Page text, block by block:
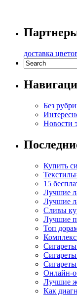
доставка
Без
Новости
Купить
15
Лучшие
Лучшие
Сливы
Лучшие
Топ
Сигареты
Онлайн-
Лучшие
Как